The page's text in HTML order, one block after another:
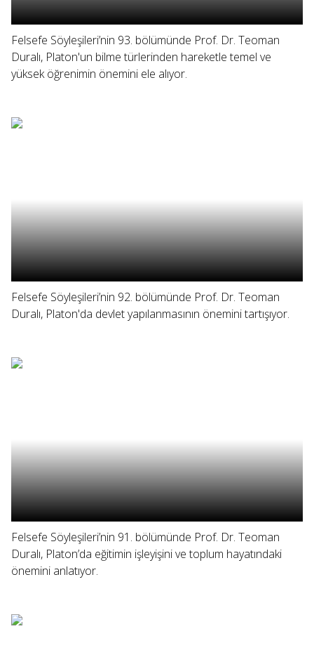
Felsefe Söyleşileri’nin 93. bölümünde Prof. Dr. Teoman
Duralı, Platon'un bilme türlerinden hareketle temel ve
yüksek öğrenimin önemini ele alıyor.
Felsefe Söyleşileri’nin 92. bölümünde Prof. Dr. Teoman
Duralı, Platon'da devlet yapılanmasının önemini tartışıyor.
Felsefe Söyleşileri’nin 91. bölümünde Prof. Dr. Teoman
Duralı, Platon’da eğitimin işleyişini ve toplum hayatındaki
önemini anlatıyor.